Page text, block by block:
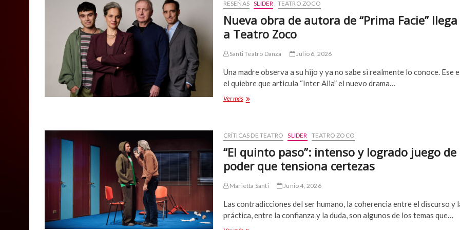
RESEÑAS SLIDER TEATRO ZOCO
Nueva obra de autora de “Prima Facie” llega
a Teatro Zoco
Santi Teatro Danza Julio 6, 2026
Una madre observa a su hijo y ya no sabe si realmente lo conoce. Ese
el quiebre que articula “Inter Alia” el nuevo drama…
Ver másNueva
de
Facie”
llega
a
Zoco
CRÍTICAS DE TEATRO SLIDER TEATRO ZOCO
“El quinto paso”: intenso y logrado juego de
poder que tensiona certezas
Marietta Santi Junio 4, 2026
Las contradicciones del ser humano, la coherencia entre el discurso y
práctica, entre la confianza y la duda, son algunos de los temas que…